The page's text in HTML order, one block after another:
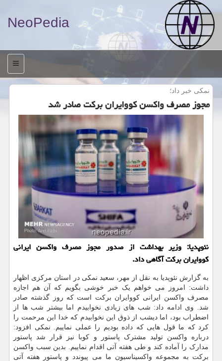
NeoPedia
منو
نمكی خبر داد؛
مجوز مصرف واكسن كووایران بركت صادر شد
نئوپدیا: وزیر بهداشت از صدور مجوز مصرف واکسن ایرانی
کووایران برکت آگاهی داد.
به گزارش نئوپدیا به نقل از مهر، سعید نمکی در استان مرکزی اظهار
داشت: امروز می خواهم یک خبر خوشی بگویم که آن هم اجازه
مصرف واکسن ایرانی کووایران برکت است که روز گذشته صادر
شد. وی ادامه داد: شب های زیادی نخوابیدم اما بیشتر شب ها از
اضطراب بود، اما دیشب از ذوق این نخوابیدم که خدا این مرحمت را
کرد که ما قول هایی که داده بودیم را عملی نماییم. نمکی افزود:
درباره واکسن تولید مشترک پاستور و کوبا نیز قرار شد پاستور
مدارک را آماده کند و طی هفته آتی اقدام نماییم. بدین سبب واکسن
برکت به مجموعه واکسیناسیون ما می پیوندد و پاستور هفته آتی